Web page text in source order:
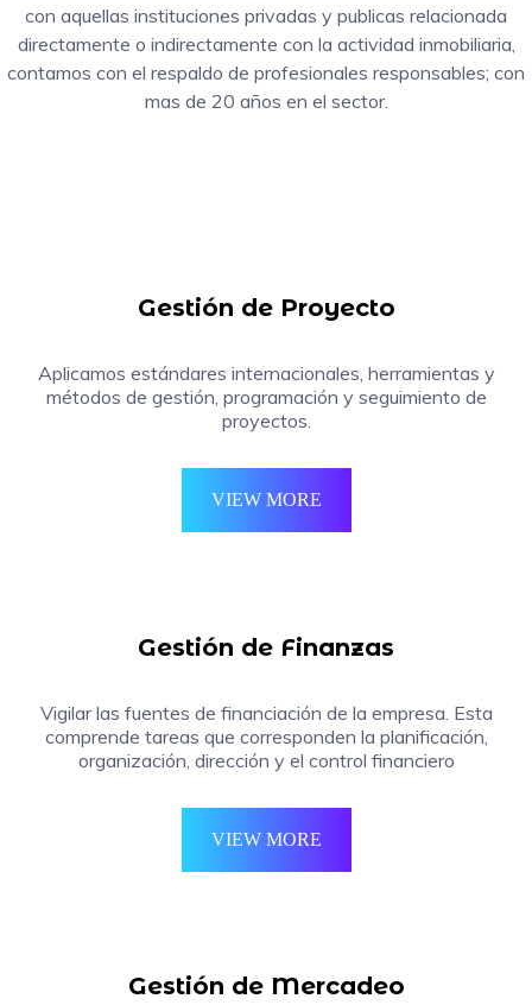
con aquellas instituciones privadas y publicas relacionada
directamente o indirectamente con la actividad inmobiliaria,
contamos con el respaldo de profesionales responsables; con
mas de 20 años en el sector.
Gestión de Proyecto
Aplicamos estándares internacionales, herramientas y
métodos de gestión, programación y seguimiento de
proyectos.
VIEW MORE
Gestión de Finanzas
Vigilar las fuentes de financiación de la empresa. Esta
comprende tareas que corresponden la planificación,
organización, dirección y el control financiero
VIEW MORE
Gestión de Mercadeo